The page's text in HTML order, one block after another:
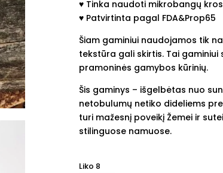
♥︎ Tinka naudoti mikrobangų
♥︎ Patvirtinta pagal FDA&Prop65
Šiam gaminiui naudojamos tik
tekstūra gali skirtis. Tai
pramoninės gamybos kūrinių.
Šis gaminys – išgelbėtas nuo
netobulumų netiko dideliems
turi mažesnį poveikį Žemei ir
stilinguose namuose.
Liko 8